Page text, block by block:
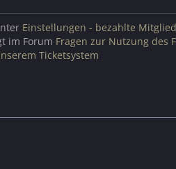
Einstellungen - bezahlte
im Forum Fragen zur Nutzung des
Ticketsystem